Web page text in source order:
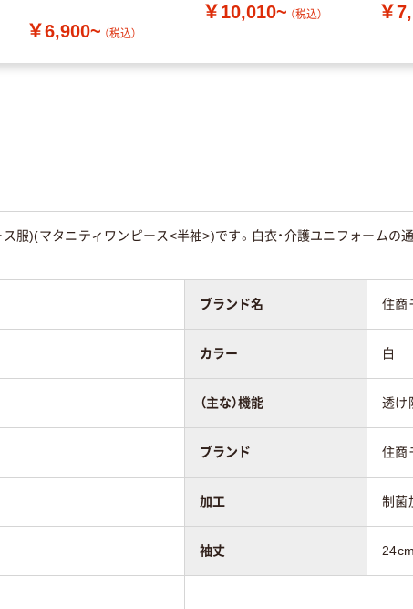
￥6,900~ （税込）
￥10,010~ （税込） ￥
服)(マタニティワンピース<半袖>)です。白衣・介護ユニフォームの
ブランド名 住商
カラー 白
（主な）機能 透け
ブランド 住商
加工 制菌
袖丈 24cm